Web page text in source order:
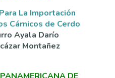
La Importación
Cárnicos de Cerdo
Ayala Darío
Montañez